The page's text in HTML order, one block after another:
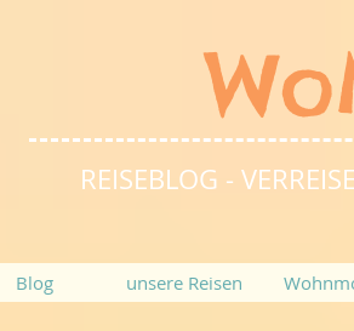
REISEBLOG -
Blog unsere Reisen